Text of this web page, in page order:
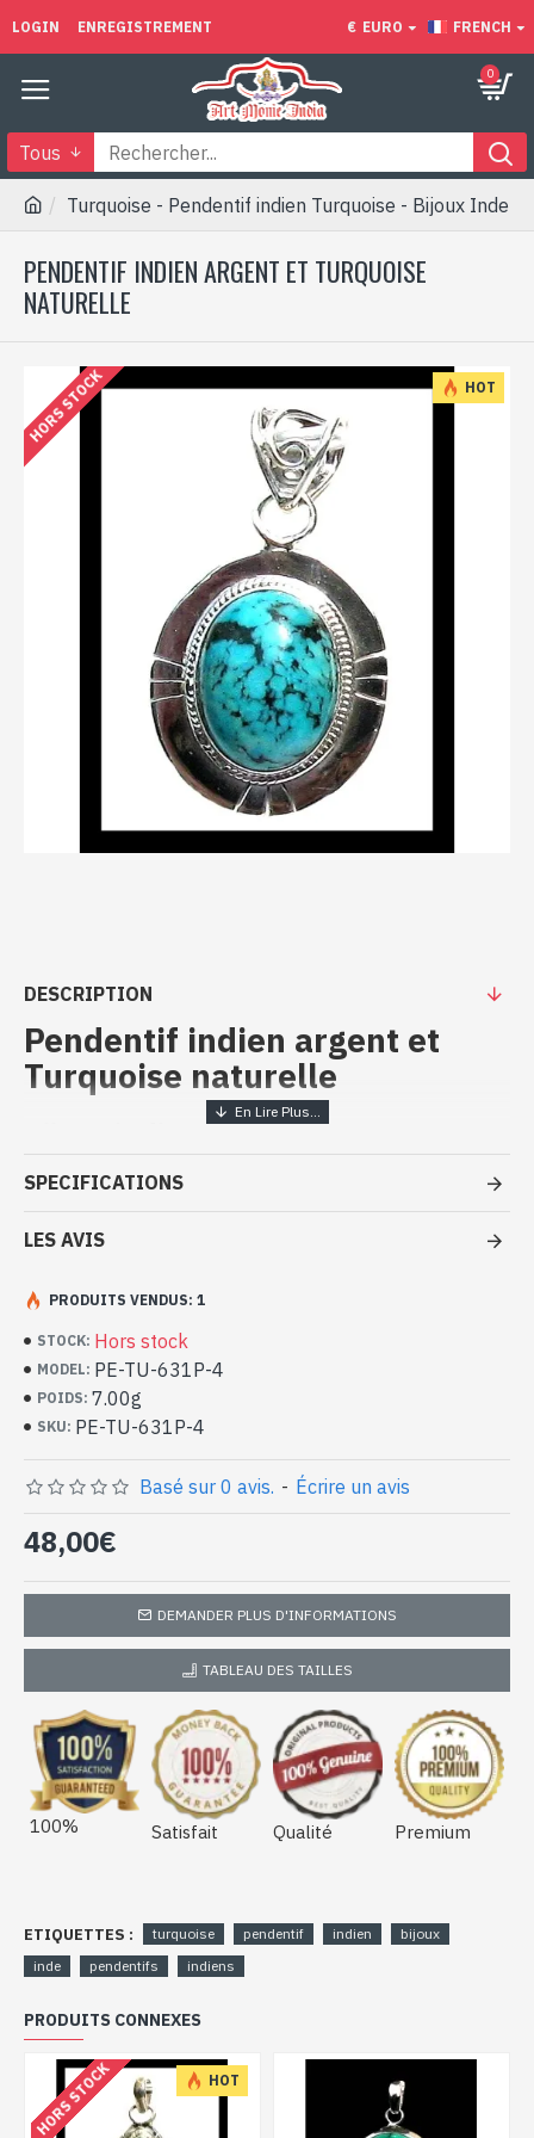
LOGIN ENREGISTREMENT € EURO FRENCH
0
Tous
Turquoise - Pendentif indien Turquoise - Bijoux Inde
PENDENTIF INDIEN ARGENT ET TURQUOISE
NATURELLE
HOT
HORS STOCK
DESCRIPTION
Pendentif indien argent et
Turquoise naturelle
Bijoux indiens artisanaux -
Pendentif argent massif et
Turquoise
- Pendentif en argent véritable 925/1000
- Composé d'une pierre en cabochon, sertie sur une monture en
- Taille du pendentif (attache comprise) : 43mm x 22mm approx
- Taille de la pierre : 18mm x 13mm approx
- Livré avec un petit sac artisanal
Pendentif indien argent et Turquoise
naturelle de forme ovale (PE-TU-
631P-4)
SPECIFICATIONS
LES AVIS
STOCK: Hors stock
MODEL: PE-TU-631P-4
POIDS: 7.00g
SKU: PE-TU-631P-4
PRODUITS VENDUS: 1
Basé sur 0 avis. - Écrire un avis
48,00€
DEMANDER PLUS D'INFORMATIONS
TABLEAU DES TAILLES
100% Satisfait Qualité Premium
ETIQUETTES : turquoise pendentif indien
bijoux
inde
pendentifs indiens
PRODUITS CONNEXES
HOT
HORS STOCK